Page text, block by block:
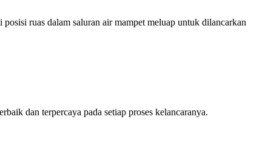
ruas dalam saluran air mampet meluap untuk dilancarkan
dan terpercaya pada setiap proses kelancaranya.